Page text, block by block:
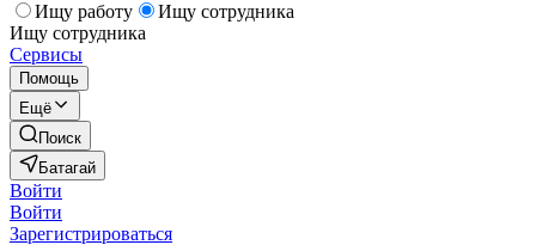
Ищу работу
Ищу сотрудника
Ищу сотрудника
Сервисы
Помощь
Ещё
Поиск
Батагай
Войти
Войти
Зарегистрироваться